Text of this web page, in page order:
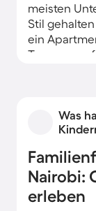
meisten
Stil
ein
Terrasse,
Von einem
Tauche auf
vibrierende
erkunde
Restaurants
Was
Nairobi:
erleben